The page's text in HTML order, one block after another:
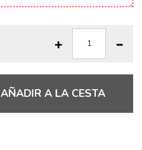
AÑADIR A LA CESTA